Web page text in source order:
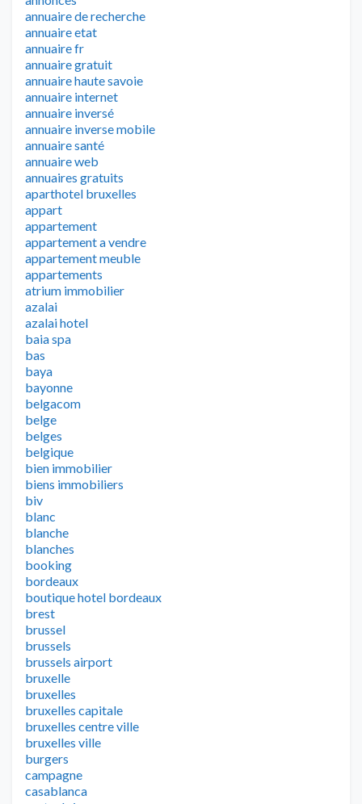
annuaire de recherche
annuaire etat
annuaire fr
annuaire gratuit
annuaire haute savoie
annuaire internet
annuaire inversé
annuaire inverse mobile
annuaire santé
annuaire web
annuaires gratuits
aparthotel bruxelles
appart
appartement
appartement a vendre
appartement meuble
appartements
atrium immobilier
azalai
azalai hotel
baia spa
bas
baya
bayonne
belgacom
belge
belges
belgique
bien immobilier
biens immobiliers
biv
blanc
blanche
blanches
booking
bordeaux
boutique hotel bordeaux
brest
brussel
brussels
brussels airport
bruxelle
bruxelles
bruxelles capitale
bruxelles centre ville
bruxelles ville
burgers
campagne
casablanca